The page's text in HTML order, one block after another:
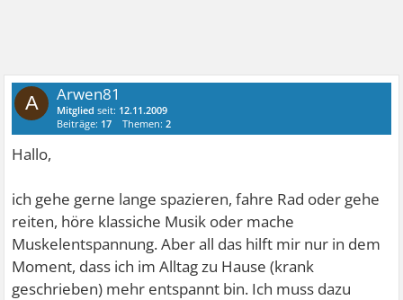
A Arwen81
Mitglied seit: 12.11.2009
Beiträge: 17 Themen:2
Hallo,
ich gehe gerne lange spazieren, fahre Rad oder gehe
reiten, höre klassiche Musik oder mache
Muskelentspannung. Aber all das hilft mir nur in dem
Moment, dass ich im Alltag zu Hause (krank
geschrieben) mehr entspannt bin. Ich muss dazu